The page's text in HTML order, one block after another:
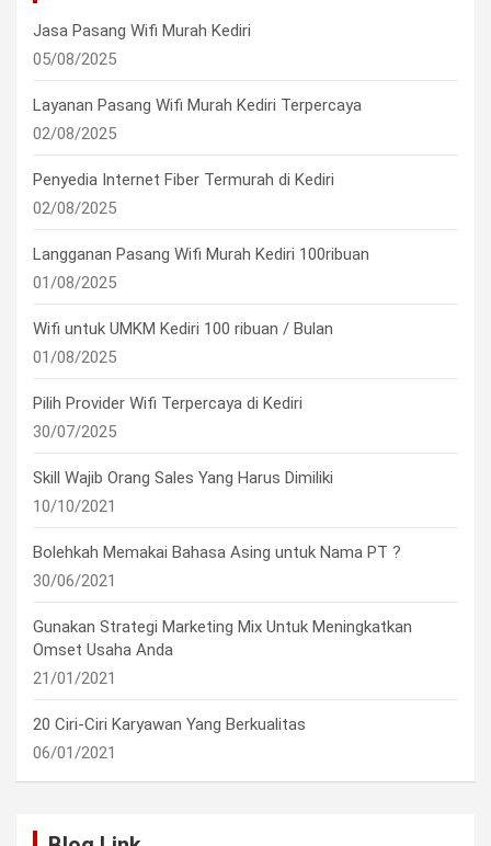
Jasa Pasang Wifi Murah Kediri
05/08/2025
Layanan Pasang Wifi Murah Kediri Terpercaya
02/08/2025
Penyedia Internet Fiber Termurah di Kediri
02/08/2025
Langganan Pasang Wifi Murah Kediri 100ribuan
01/08/2025
Wifi untuk UMKM Kediri 100 ribuan / Bulan
01/08/2025
Pilih Provider Wifi Terpercaya di Kediri
30/07/2025
Skill Wajib Orang Sales Yang Harus Dimiliki
10/10/2021
Bolehkah Memakai Bahasa Asing untuk Nama PT ?
30/06/2021
Gunakan Strategi Marketing Mix Untuk Meningkatkan
Omset Usaha Anda
21/01/2021
20 Ciri-Ciri Karyawan Yang Berkualitas
06/01/2021